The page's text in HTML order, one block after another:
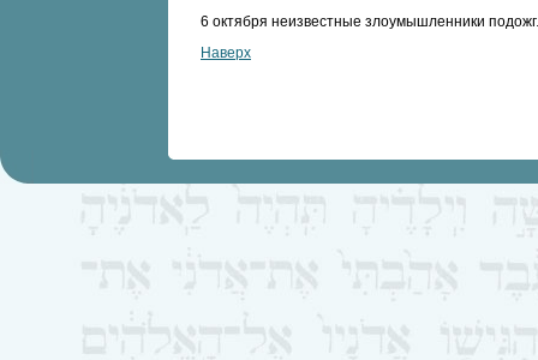
6 октября неизвестные злоумышленники
Наверх